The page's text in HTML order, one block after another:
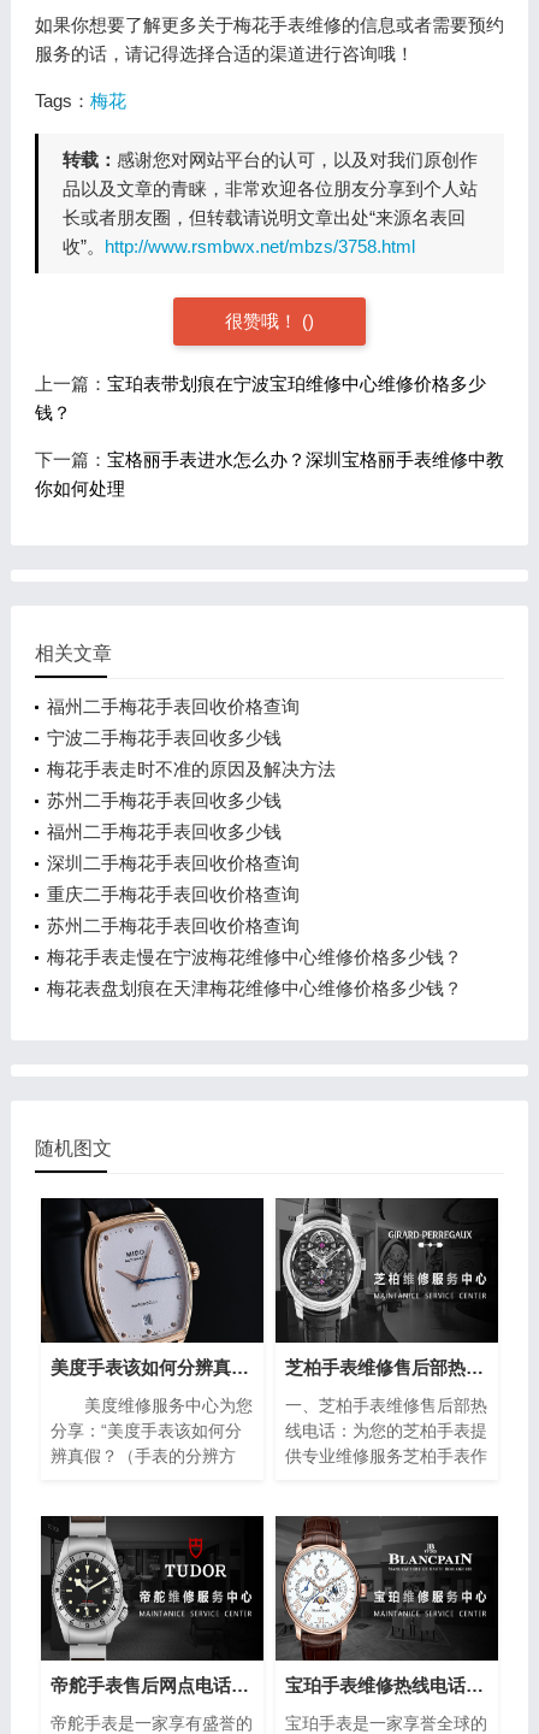
如果你想要了解更多关于梅花手表维修的信息或者需要预约
服务的话，请记得选择合适的渠道进行咨询哦！
Tags： 梅花
转载： 感谢您对网站平台的认可，以及对我们原创作
品以及文章的青睐，非常欢迎各位朋友分享到个人站
长或者朋友圈，但转载请说明文章出处“来源名表回
收”。 http://www.rsmbwx.net/mbzs/3758.html
很赞哦！ ()
上一篇： 宝珀表带划痕在宁波宝珀维修中心维修价格多少
钱？
下一篇： 宝格丽手表进水怎么办？深圳宝格丽手表维修中教
你如何处理
相关文章
福州二手梅花手表回收价格查询
宁波二手梅花手表回收多少钱
梅花手表走时不准的原因及解决方法
苏州二手梅花手表回收多少钱
福州二手梅花手表回收多少钱
深圳二手梅花手表回收价格查询
重庆二手梅花手表回收价格查询
苏州二手梅花手表回收价格查询
梅花手表走慢在宁波梅花维修中心维修价格多少钱？
梅花表盘划痕在天津梅花维修中心维修价格多少钱？
随机图文
美度手表该如何分辨真假？（手表的分辨方法）
美度维修服务中心为您
分享：“美度手表该如何分
辨真假？（手表的分辨方
精湛的工艺和高品质的材料
而闻名于世。然而，随着假
冒产品的泛滥，如何准确鉴
别美度手表的真伪成为许多
消费者关注的焦点。下面将
介绍一些简单而实用的方
法，帮助您分辨美度手表的
芝柏手表维修售后部热线电话(专业芝柏手表维修服务，售后热线24小时为您解答)
一、芝柏手表维修售后部热
线电话：为您的芝柏手表提
供专业维修服务芝柏手表作
全球消费者的青睐。然而，
即使是最优质的手表也无法
避免出现故障或需要保养的
情况。在这种情况下，芝柏
手表维修售后部热线电话成
为了芝柏手表拥有者的救
星。
帝舵手表售后网点电话查询(全国服务网点查询方法)
帝舵手表是一家享有盛誉的
宝珀手表维修热线电话(售后服务专线)
宝珀手表是一家享誉全球的